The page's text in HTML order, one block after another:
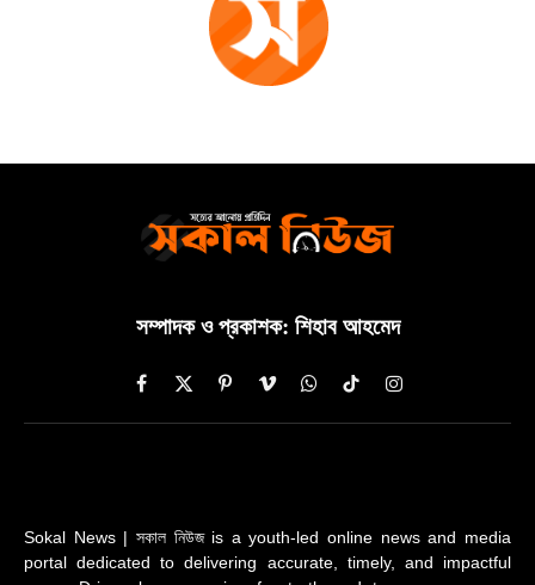
সম্পাদক ও প্রকাশক: শিহাব আহমেদ
Facebook
X
(Twitter)
PinterestVimeoWhatsAppTikTokInstagram
Sokal News | সকাল নিউজ is a youth-led online news and media
portal dedicated to delivering accurate, timely, and impactful